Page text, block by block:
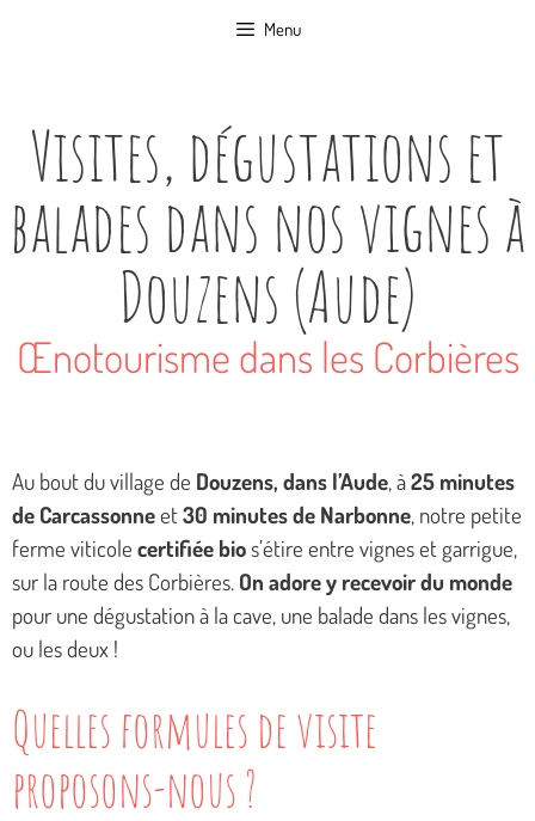
Menu
Visites, dégustations et
balades dans nos vignes à
Douzens (Aude)
Œnotourisme dans les Corbières
Au bout du village de Douzens, dans l’Aude, à25 minutes
de Carcassonneet30 minutes de Narbonne, notre petite
ferme viticole certifiée bios’étire entre vignes et garrigue,
sur la route des Corbières. On adore y recevoir du monde
pour une dégustation à la cave, une balade dans les vignes,
ou les deux !
Quelles formules de visite
proposons-nous ?